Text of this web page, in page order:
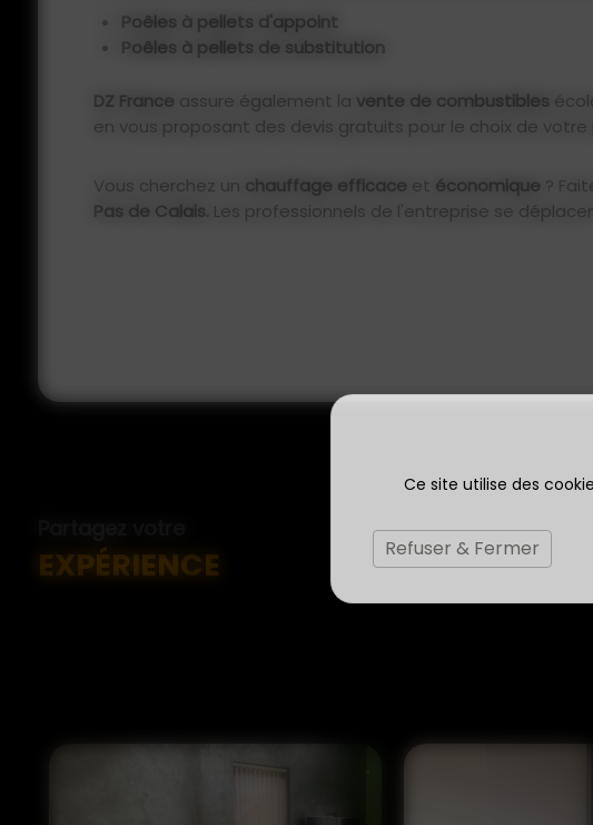
Ce site utilise des
Refuser & Fermer
Poêles à pellets d'appoint
Poêles à pellets de substitution
DZ France assure également la vente de combustibles
en vous proposant des devis gratuits pour le choix de votre
Vous cherchez un chauffage efficace et économique ?
Pas de Calais. Les professionnels de l'entreprise se
EXPÉRIENCE